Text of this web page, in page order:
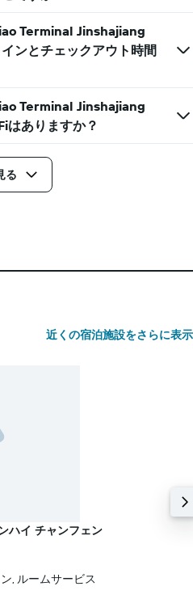
Terminal Jinshajiang
ンとチェックアウト時間
Terminal Jinshajiang
ありますか？
る
近くの宿泊施設をさらに表示
ハイ チャンフェン
, ルームサービス